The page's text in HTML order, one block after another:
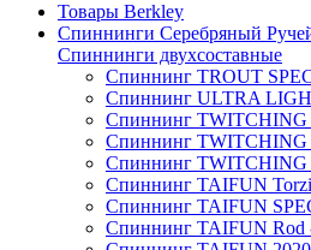
Товары Berkley
Спиннинги Серебряный
Спиннинги двухсоставные
Спиннинг TROUT
Спиннинг ULTRA
Спиннинг TWITCHING
Спиннинг TWITCHING
Спиннинг TWITCHING
Спиннинг TAIFUN
Спиннинг TAIFUN
Спиннинг TAIFUN Rod